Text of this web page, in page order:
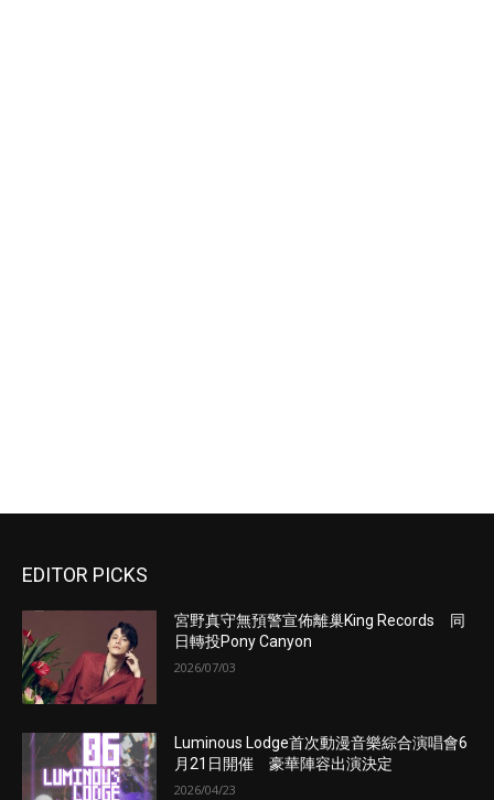
EDITOR PICKS
宮野真守無預警宣佈離巢King Records 同
日轉投Pony Canyon
2026/07/03
Luminous Lodge首次動漫音樂綜合演唱會6
月21日開催 豪華陣容出演決定
2026/04/23